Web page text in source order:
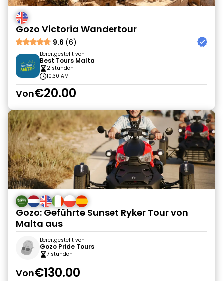
Gozo Victoria Wandertour
9.6 (6)
Bereitgestellt von
Best Tours Malta
2 stunden
10:30 AM
Von€20.00
Gozo: Geführte Sunset Ryker Tour von
Malta aus
Bereitgestellt von
Gozo Pride Tours
7 stunden
Von€130.00